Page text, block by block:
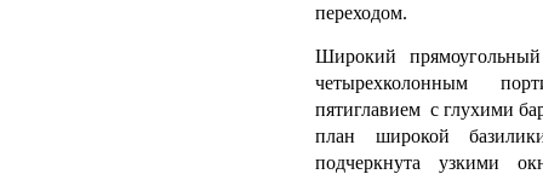
переходом.
Широкий
четырехколонным
пятиглавием с глухими
план широкой
подчеркнута узкими